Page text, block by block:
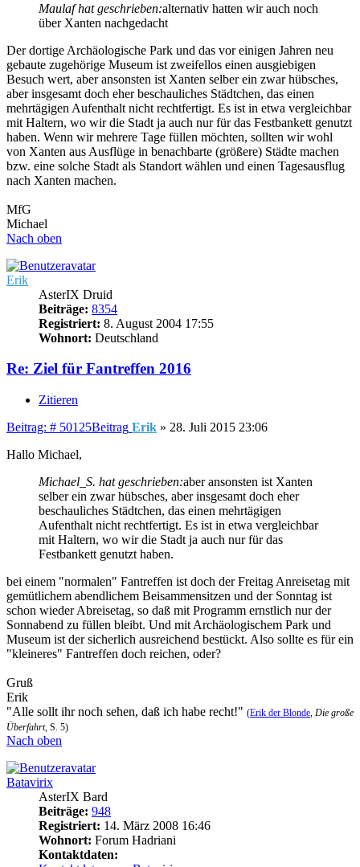
Maulaf hat geschrieben:alternativ hatten wir auch noch
über Xanten nachgedacht
Der dortige Archäologische Park und das vor einigen Jahren neu
gebaute zugehörige Museum ist zweifellos einen ausgiebigen
Besuch wert, aber ansonsten ist Xanten selber ein zwar hübsches,
aber insgesamt doch eher beschauliches Städtchen, das einen
mehrtägigen Aufenthalt nicht rechtfertigt. Es ist in etwa vergleichbar
mit Haltern, wo wir die Stadt ja auch nur für das Festbankett genutzt
haben. Wenn wir mehrere Tage füllen möchten, sollten wir wohl
von Xanten aus Ausflüge in benachbarte (größere) Städte machen
bzw. eine solche Stadt als Standort wählen und einen Tagesausflug
nach Xanten machen.
MfG
Michael
Nach oben
Erik
AsterIX Druid
Beiträge: 8354
Registriert: 8. August 2004 17:55
Wohnort: Deutschland
Re: Ziel für Fantreffen 2016
Zitieren
Beitrag: # 50125Beitrag Erik » 28. Juli 2015 23:06
Hallo Michael,
Michael_S. hat geschrieben:aber ansonsten ist Xanten
selber ein zwar hübsches, aber insgesamt doch eher
beschauliches Städtchen, das einen mehrtägigen
Aufenthalt nicht rechtfertigt. Es ist in etwa vergleichbar
mit Haltern, wo wir die Stadt ja auch nur für das
Festbankett genutzt haben.
bei einem "normalen" Fantreffen ist doch der Freitag Anreisetag mit
gemütlichem abendlichem Beisammensitzen und der Sonntag ist
schon wieder Abreisetag, so daß mit Programm ernstlich nur der
Sonnabend zu füllen bleibt. Und mit Archäologischem Park und
Museum ist der sicherlich ausreichend bestückt. Also sollte es für ein
"kleineres" Fantreffen doch reichen, oder?
Gruß
Erik
"Alle sollt ihr noch sehen, daß ich habe recht!" (Erik der Blonde, Die große
Überfahrt, S. 5)
Nach oben
Batavirix
AsterIX Bard
Beiträge: 948
Registriert: 14. März 2008 16:46
Wohnort: Forum Hadriani
Kontaktdaten: